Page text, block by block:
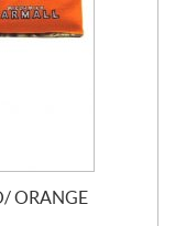
ORANGE